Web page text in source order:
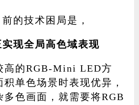
的技术困局是，
现全局高色域表现
高的RGB-Mini LED方
单色场景时表现优异，
多色画面，就需要将RGB